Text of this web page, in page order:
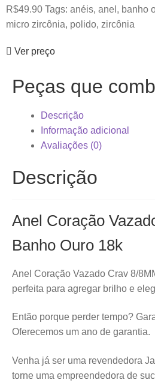
R$49.90 Tags: anéis, anel , banho
micro zircônia, polido, zircônia
Ver preço
Peças que
Descrição
Informação adicional
Avaliações (0)
Descrição
Anel Coração
Banho Ouro 18k
Anel Coração Vazado Crav 8/
perfeita para agregar brilho e
Então porque perder tempo?
Oferecemos um ano de garantia.
Venha já ser uma revendedora
torne uma empreendedora de